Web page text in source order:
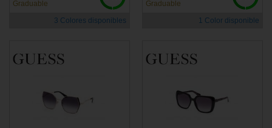
Graduable
3 Colores disponibles
Graduable
1 Color disponible